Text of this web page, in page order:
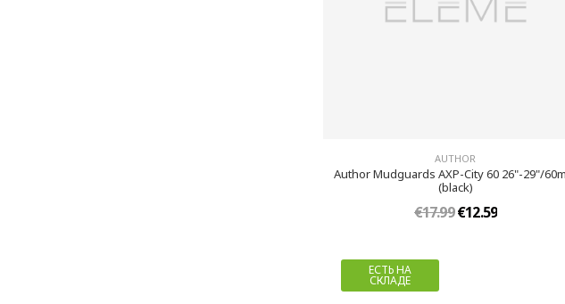
AUTHOR
Author Mudguards AXP-City 60 26"-29"/
(black)
€17.99€12.59
ЕСТЬ НА
СКЛАДЕ